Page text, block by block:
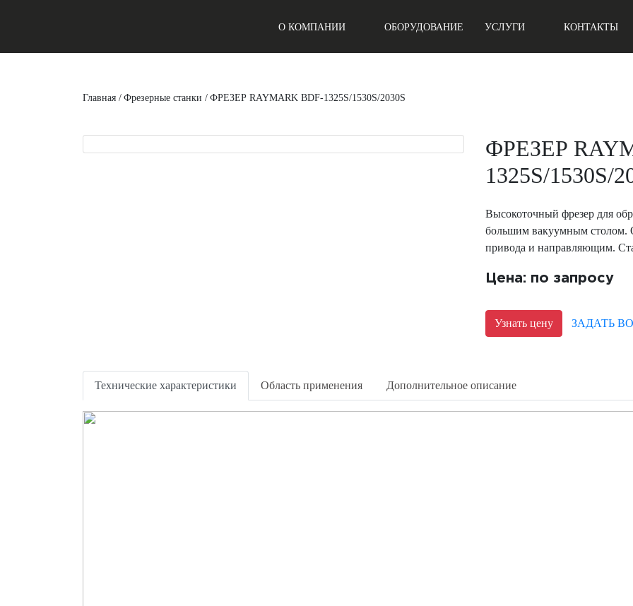
О КОМПАНИИ ОБОРУДОВАНИЕ УСЛУГИ КОНТАКТЫ
Главная / Фрезерные станки / ФРЕЗЕР RAYMARK BDF-1325S/1530S/2030S
ФРЕЗЕР
1325S/1530S/
Высокоточный фрезер для
большим вакуумным столом.
привода и направляющим.
Цена: по запросу
Узнать цену ЗАДАТЬ
Технические характеристики Область применения Дополнительное описание